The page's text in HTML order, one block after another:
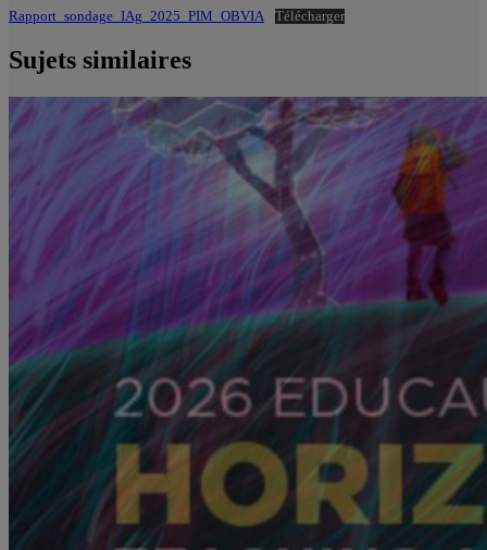
Rapport_sondage_IAg_2025_PIM_OBVIA Télécharger
Sujets similaires